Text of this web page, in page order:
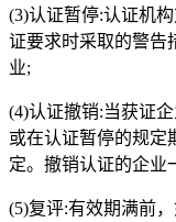
(3)认证暂停:认证机
证要求时采取的警告
业;
(4)认证撤销:当获证
或在认证暂停的规定
定。撤销认证的企业
(5)复评:有效期满前